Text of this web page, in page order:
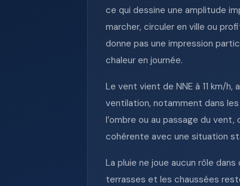
ce qui dessine une amplitude
marcher, circuler en ville ou
donne pas une impression
chaleur en journée.
Le vent vient de NNE à 11 km/
ventilation, notamment dans
l’ombre ou au passage du
cohérente avec une situation
La pluie ne joue aucun rôle
terrasses et les chaussées